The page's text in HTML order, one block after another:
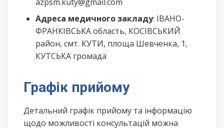
Адреса медичного закладу: ІВАНО-
ФРАНКІВСЬКА область, КОСІВСЬКИЙ
район, смт. КУТИ, площа Шевченка, 1,
КУТСЬКА громада
Графік прийому
Детальний графік прийому та інформацію
щодо можливості консультацій можна